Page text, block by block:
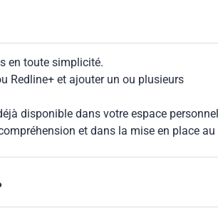
en toute simplicité.
Redline+ et ajouter un ou plusieurs
disponible dans votre espace
et dans la mise en place au